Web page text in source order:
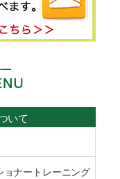
いて
ョナートレーニング